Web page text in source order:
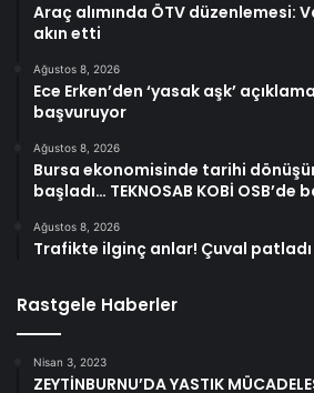
Araç alımında ÖTV düzenlemesi:
akın etti
Ağustos 8, 2026
Ece Erken’den ‘yasak aşk’
başvuruyor
Ağustos 8, 2026
Bursa ekonomisinde tarihi
başladı… TEKNOSAB KOBİ
Ağustos 8, 2026
Trafikte ilginç anlar! Çuval patladı
Rastgele Haberler
Nisan 3, 2023
ZEYTİNBURNU’DA YASTIK